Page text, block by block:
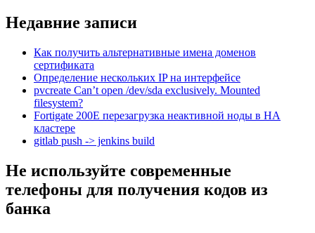
Недавние записи
Как получить альтернативные имена доменов
сертификата
Определение нескольких IP на интерфейсе
pvcreate Can’t open /dev/sda exclusively. Mounted
filesystem?
Fortigate 200E перезагрузка неактивной ноды в HA
кластере
gitlab push -> jenkins build
Не используйте современные
телефоны для получения кодов из
банка